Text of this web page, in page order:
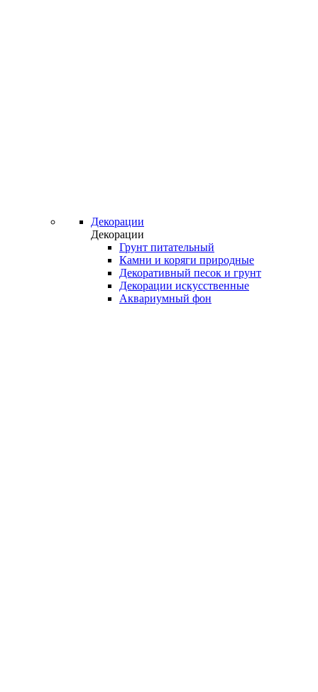
Декорации
Декорации
Грунт питательный
Камни и коряги природные
Декоративный песок и грунт
Декорации искусственные
Аквариумный фон